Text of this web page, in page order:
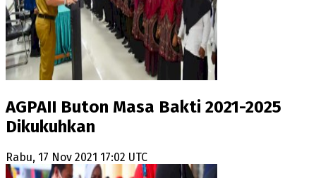
AGPAII Buton Masa Bakti 2021-2025
Dikukuhkan
Rabu, 17 Nov 2021 17:02 UTC